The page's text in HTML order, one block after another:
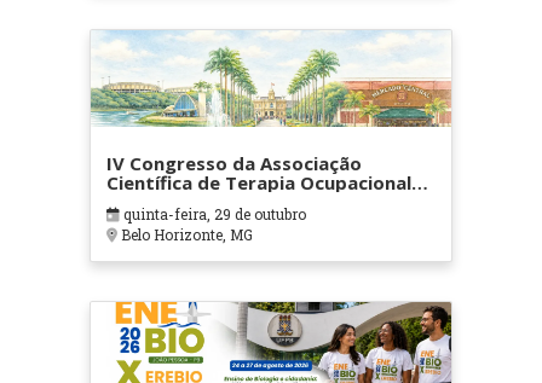
IV Congresso da Associação
Científica de Terapia Ocupacional
em Contextos Hospitalares e
Cuidados Paliativos - ATOHOSP
quinta-feira, 29 de outubro
Belo Horizonte, MG